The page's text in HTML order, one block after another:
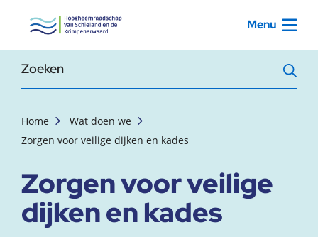
, startpagina Menu
Zoekterm
Home
Wat doen we
Zorgen voor veilige dijken en kades
Zorgen voor veilige
dijken en kades